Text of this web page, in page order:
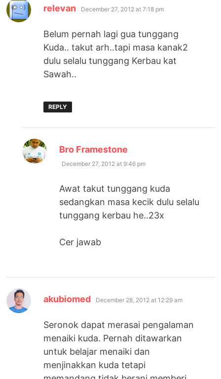
relevan says:
December 27, 2012 at 7:18 pm
Belum pernah lagi gua tunggang
Kuda.. takut arh..tapi masa kanak2
dulu selalu tunggang Kerbau kat
Sawah..
REPLY
Bro Framestone
December 27, 2012 at 9:46 pm
Awat takut tunggang kuda
sedangkan masa kecik dulu selalu
tunggang kerbau he..23x
Cer jawab
akubiomed says:
December 28, 2012 at 12:29 am
Seronok dapat merasai pengalaman
menaiki kuda. Pernah ditawarkan
untuk belajar menaiki dan
menjinakkan kuda tetapi